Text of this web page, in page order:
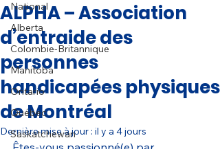
National
Alberta
Colombie-Britannique
Manitoba
Ontario
Québec
Saskatchewan
ALPHA – Association
d’entraide des
personnes
handicapées physiques
de Montréal
Dernière mise à jour : il y a 4 jours